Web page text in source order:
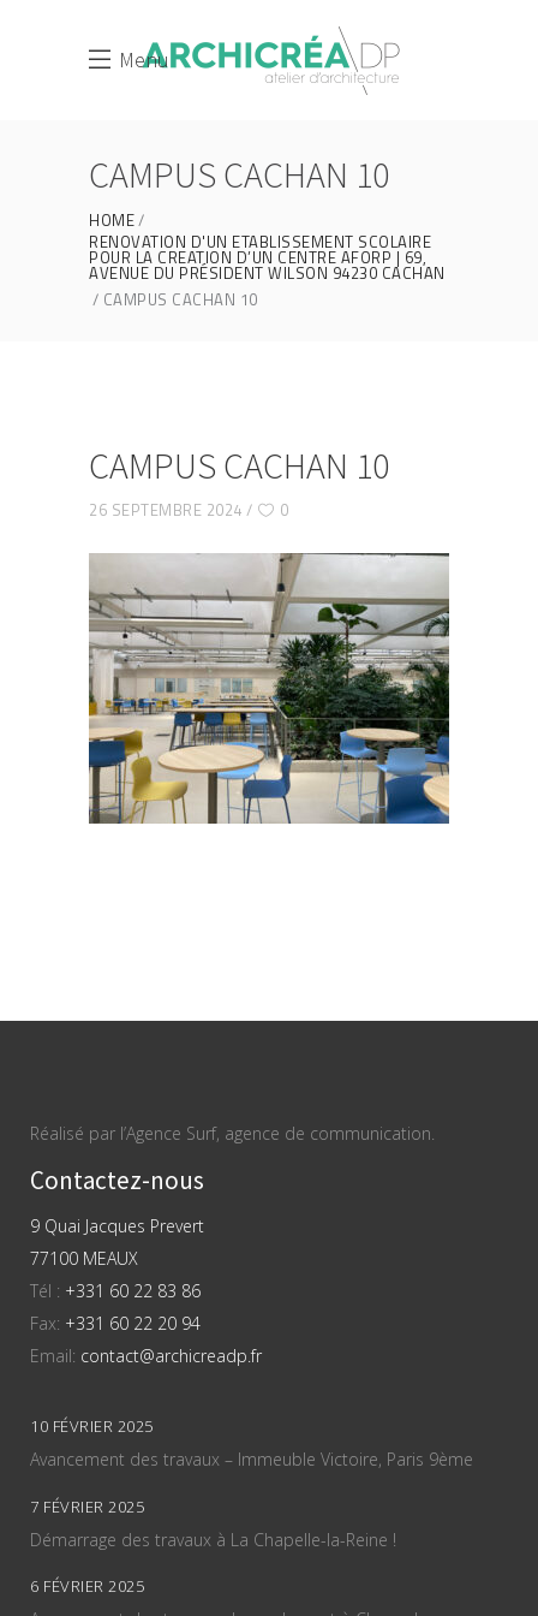
Menu
CAMPUS CACHAN 10
HOME
RENOVATION D'UN ETABLISSEMENT SCOLAIRE
POUR LA CREATION D’UN CENTRE AFORP | 69,
AVENUE DU PRÉSIDENT WILSON 94230 CACHAN
CAMPUS CACHAN 10
CAMPUS CACHAN 10
26 SEPTEMBRE 2024 0
Réalisé par l’Agence Surf, agence de communication.
Contactez-nous
9 Quai Jacques Prevert
77100 MEAUX
Tél : +331 60 22 83 86
Fax: +331 60 22 20 94
Email: contact@archicreadp.fr
10 FÉVRIER 2025
Avancement des travaux – Immeuble Victoire, Paris 9ème
7 FÉVRIER 2025
Démarrage des travaux à La Chapelle-la-Reine !
6 FÉVRIER 2025